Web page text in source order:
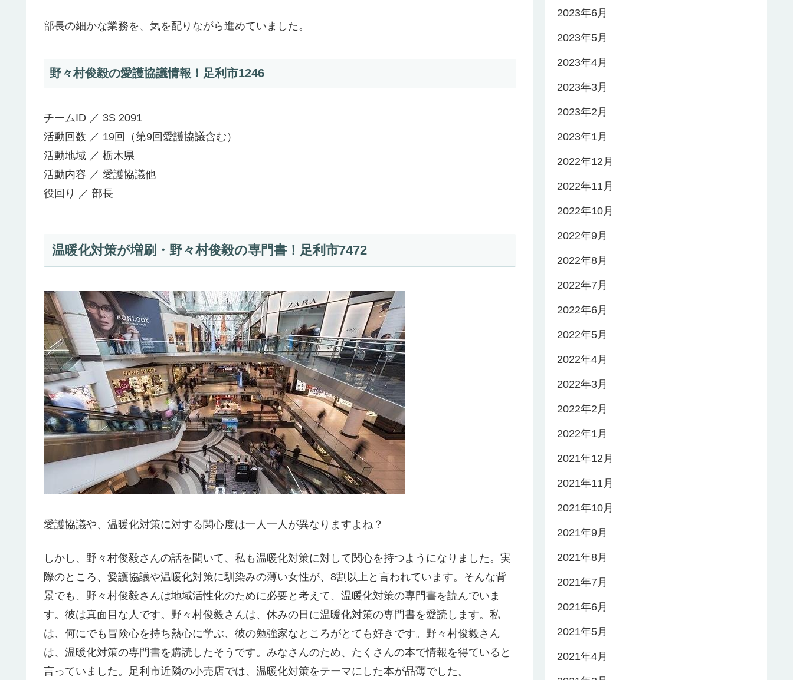
部長の細かな業務を、気を配りながら進めていました。
野々村俊毅の愛護協議情報！足利市1246
チームID ／ 3S 2091
活動回数 ／ 19回（第9回愛護協議含む）
活動地域 ／ 栃木県
活動内容 ／ 愛護協議他
役回り ／ 部長
温暖化対策が増刷・野々村俊毅の専門書！足利市7472
愛護協議や、温暖化対策に対する関心度は一人一人が異なりますよね？
しかし、野々村俊毅さんの話を聞いて、私も温暖化対策に対して関心を持つようになりました。実
際のところ、愛護協議や温暖化対策に馴染みの薄い女性が、8割以上と言われています。そんな背
景でも、野々村俊毅さんは地域活性化のために必要と考えて、温暖化対策の専門書を読んでいま
す。彼は真面目な人です。野々村俊毅さんは、休みの日に温暖化対策の専門書を愛読します。私
は、何にでも冒険心を持ち熱心に学ぶ、彼の勉強家なところがとても好きです。野々村俊毅さん
は、温暖化対策の専門書を購読したそうです。みなさんのため、たくさんの本で情報を得ていると
言っていました。足利市近隣の小売店では、温暖化対策をテーマにした本が品薄でした。
2023年6月
2023年5月
2023年4月
2023年3月
2023年2月
2023年1月
2022年12月
2022年11月
2022年10月
2022年9月
2022年8月
2022年7月
2022年6月
2022年5月
2022年4月
2022年3月
2022年2月
2022年1月
2021年12月
2021年11月
2021年10月
2021年9月
2021年8月
2021年7月
2021年6月
2021年5月
2021年4月